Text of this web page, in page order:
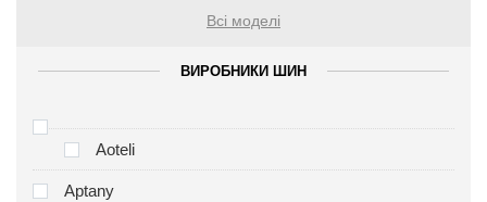
Всі моделі
ВИРОБНИКИ ШИН
Aoteli
Aptany